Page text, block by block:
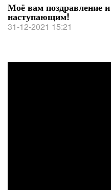
Моё вам поздравление
наступающим!
31-12-2021 15:21